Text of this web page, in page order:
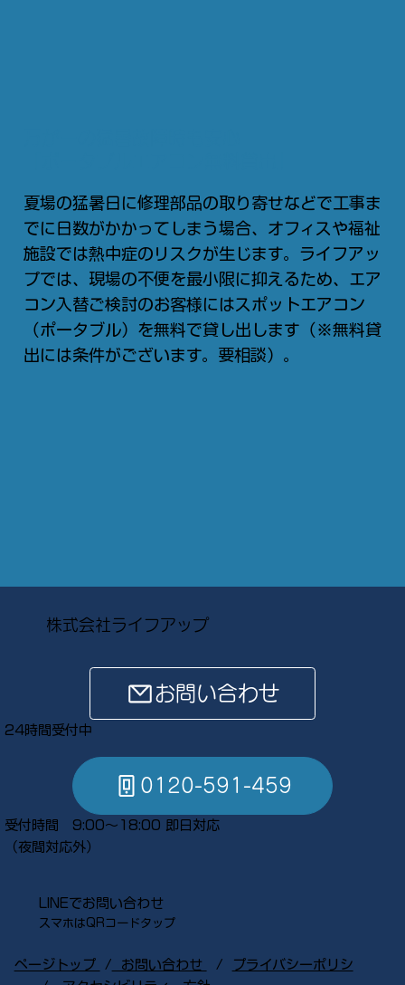
夏場の猛暑日に修理部品の取り寄せなどで工事ま
でに日数がかかってしまう場合、オフィスや福祉
施設では熱中症のリスクが生じます。ライフアッ
プでは、現場の不便を最小限に抑えるため、エア
コン入替ご検討のお客様にはスポットエアコン
（ポータブル）を無料で貸し出します（※無料貸
出には条件がございます。要相談）。
ページトップ ​ / お問い合わせ /
プライバシーポリシ
株式会社ライフアップ
お問い合わせ
24時間受付中
0120-591-459
受付時間 9:00～18:00 即日対応
​（夜間対応外）
LINEでお問い合わせ
スマホはQRコードタップ​